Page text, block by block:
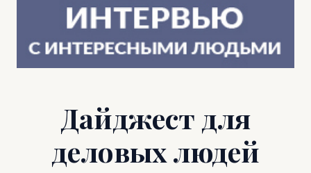
Дайджест для
деловых людей